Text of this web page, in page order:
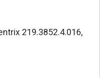
219.3852.4.016,